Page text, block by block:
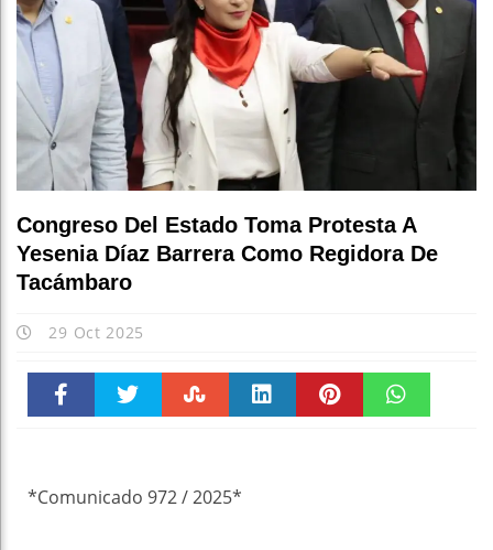
Congreso Del Estado Toma Protesta A
Yesenia Díaz Barrera Como Regidora De
Tacámbaro
29 Oct 2025
*Comunicado 972 / 2025*